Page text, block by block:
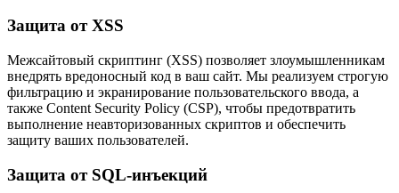
Защита от XSS
Межсайтовый скриптинг (XSS) позволяет злоумышленникам
внедрять вредоносный код в ваш сайт. Мы реализуем строгую
фильтрацию и экранирование пользовательского ввода, а
также Content Security Policy (CSP), чтобы предотвратить
выполнение неавторизованных скриптов и обеспечить
защиту ваших пользователей.
Защита от SQL-инъекций